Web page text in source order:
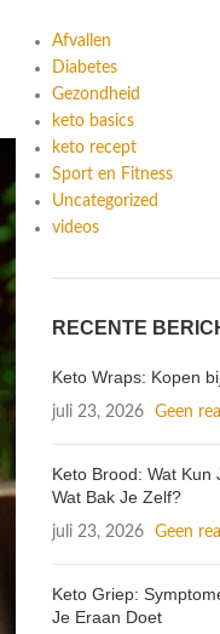
Afvallen
Diabetes
Gezondheid
keto basics
keto recept
Sport en Fitness
Uncategorized
videos
RECENTE
Keto Wraps: Kopen
juli 23, 2026 Geen
Keto Brood: Wat Kun
Wat Bak Je Zelf?
juli 23, 2026 Geen
Keto Griep:
Je Eraan Doet